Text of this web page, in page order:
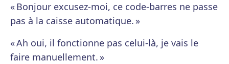
« Bonjour excusez-moi, ce code-barres ne passe
pas à la caisse automatique. »
« Ah oui, il fonctionne pas celui-là, je vais le
faire manuellement. »